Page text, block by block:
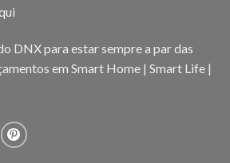
DNX para estar sempre a par das
em Smart Home | Smart Life |